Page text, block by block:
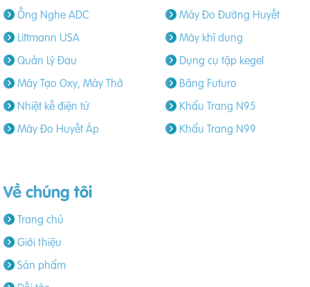
Ống Nghe ADC
Littmann USA
Quản Lý Đau
Máy Tạo Oxy, Máy Thở
Nhiệt kế điện tử
Máy Đo Huyết Áp
Máy Đo Đường Huyết
Máy khí dung
Dụng cụ tập kegel
Băng Futuro
Khẩu Trang N95
Khẩu Trang N99
Về chúng tôi
Trang chủ
Giới thiệu
Sản phẩm